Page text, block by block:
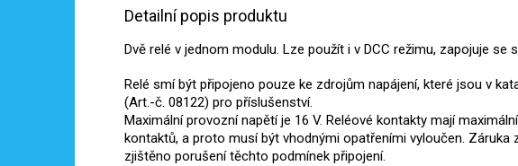
Detailní popis produktu
Dvě relé v jednom modulu. Lze použít i v DCC režimu, zapojuje se
Relé smí být připojeno pouze ke zdrojům napájení, které jsou v
(Art.-č. 08122) pro příslušenství.
Maximální provozní napětí je 16 V. Reléové kontakty mají
kontaktů, a proto musí být vhodnými opatřeními vyloučen. Záruka
zjištěno porušení těchto podmínek připojení.